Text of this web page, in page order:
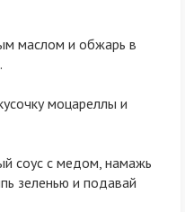
маслом и обжарь в
моцареллы и
соус с медом, намажь
зеленью и подавай